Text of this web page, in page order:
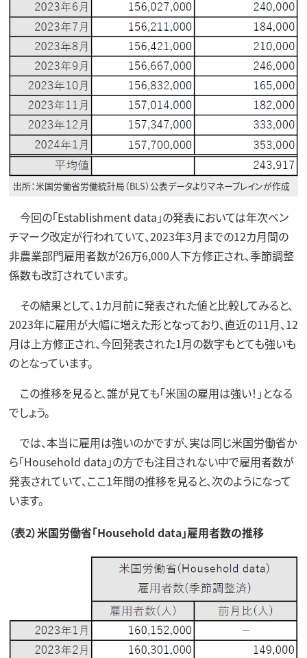
出所：米国労働省労働統計局（BLS）公表データよりマネーブレインが作成
今回の「Establishment data」の発表においては年次ベン
チマーク改定が行われていて、2023年3月までの12カ月間の
非農業部門雇用者数が26万6,000人下方修正され、季節調整
係数も改訂されています。
その結果として、1カ月前に発表された値と比較してみると、
2023年に雇用が大幅に増えた形となっており、直近の11月、12
月は上方修正され、今回発表された1月の数字もとても強いも
のとなっています。
この推移を見ると、誰が見ても「米国の雇用は強い！」となる
でしょう。
では、本当に雇用は強いのかですが、実は同じ米国労働省か
ら「Household data」の方でも注目されない中で雇用者数が
発表されていて、ここ1年間の推移を見ると、次のようになって
います。
（表2）米国労働省「Household data」雇用者数の推移